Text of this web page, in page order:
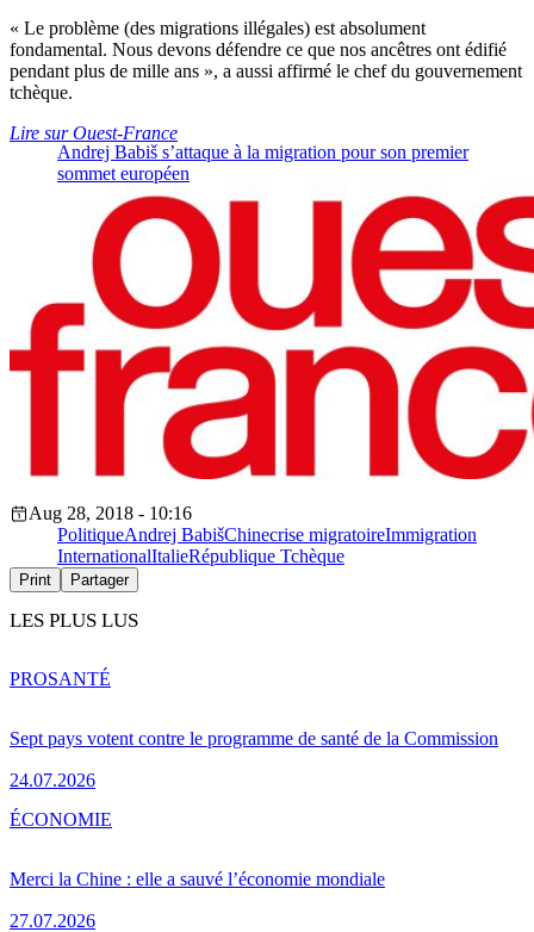
« Le problème (des migrations illégales) est absolument
fondamental. Nous devons défendre ce que nos ancêtres ont édifié
pendant plus de mille ans », a aussi affirmé le chef du gouvernement
tchèque.
Andrej Babiš s’attaque à la migration pour son premier
sommet européen
Lire sur Ouest-France
Aug 28, 2018 - 10:16
PolitiqueAndrej BabišChinecrise migratoireImmigration
InternationalItalieRépublique Tchèque
Print Partager
LES PLUS LUS
Sept pays votent contre le programme de santé de la Commission
24.07.2026
PROSANTÉ
Merci la Chine : elle a sauvé l’économie mondiale
27.07.2026
ÉCONOMIE